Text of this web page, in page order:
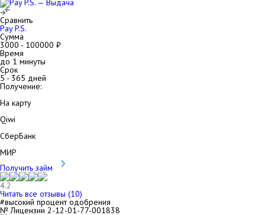
Сравнить
Pay P.S.
Сумма
3000 - 100000 ₽
Время
до 1 минуты
Срок
5- 365 дней
Получение:
На карту
Qiwi
СберБанк
МИР
Получить займ
4.2
Читать все отзывы (10)
#высокий процент одобрения
№ Лицензии 2-12-01-77-001838